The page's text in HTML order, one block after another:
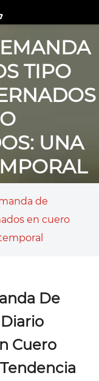
TIPO
UNA
de
en cuero
De
Cuero